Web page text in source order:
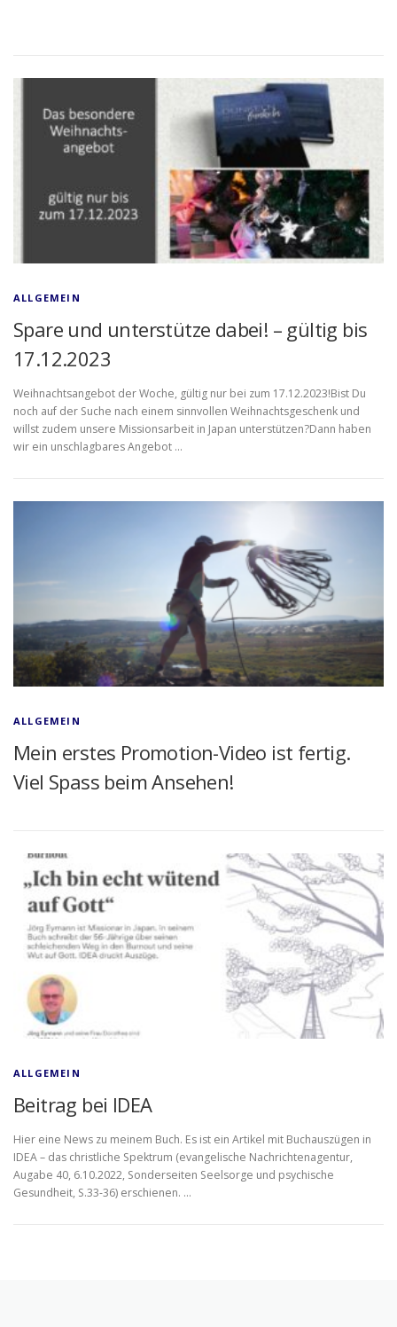
ALLGEMEIN
Spare und unterstütze dabei! – gültig bis
17.12.2023
Weihnachtsangebot der Woche, gültig nur bei zum 17.12.2023!Bist Du
noch auf der Suche nach einem sinnvollen Weihnachtsgeschenk und
willst zudem unsere Missionsarbeit in Japan unterstützen?Dann haben
wir ein unschlagbares Angebot …
ALLGEMEIN
Mein erstes Promotion-Video ist fertig.
Viel Spass beim Ansehen!
ALLGEMEIN
Beitrag bei IDEA
Hier eine News zu meinem Buch. Es ist ein Artikel mit Buchauszügen in
IDEA – das christliche Spektrum (evangelische Nachrichtenagentur,
Augabe 40, 6.10.2022, Sonderseiten Seelsorge und psychische
Gesundheit, S.33-36) erschienen. …